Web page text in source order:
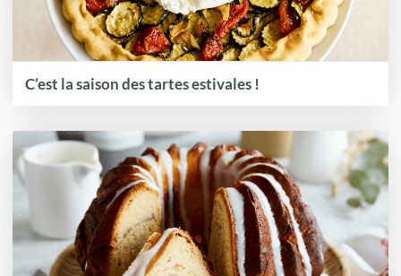
C’est la saison des tartes estivales !